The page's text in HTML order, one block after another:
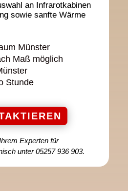
an Infrarotkabinen
sowie sanfte Wärme
Münster
Maß möglich
Stunde
Experten für
unter 05257 936 903.